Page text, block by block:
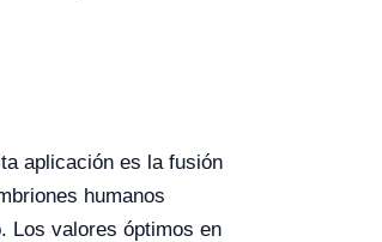
aplicación es la fusión
humanos
Los valores óptimos en